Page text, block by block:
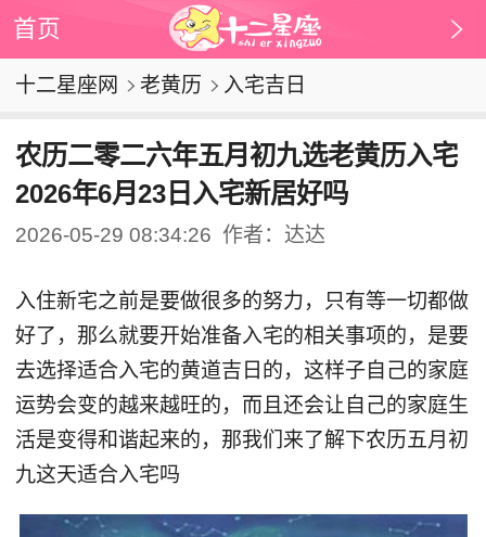
首页
十二星座网 老黄历 入宅吉日
农历二零二六年五月初九选老黄历入宅
2026年6月23日入宅新居好吗
2026-05-29 08:34:26 作者：达达
入住新宅之前是要做很多的努力，只有等一切都做
好了，那么就要开始准备入宅的相关事项的，是要
去选择适合入宅的黄道吉日的，这样子自己的家庭
运势会变的越来越旺的，而且还会让自己的家庭生
活是变得和谐起来的，那我们来了解下农历五月初
九这天适合入宅吗